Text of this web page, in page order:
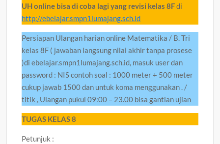
UH online bisa di coba lagi yang revisi kelas 8Fdi
http://ebelajar.smpn1lumajang.sch.id
Persiapan Ulangan harian online Matematika / B. Tri
kelas 8F ( jawaban langsung nilai akhir tanpa prosese
)di ebelajar.smpn1lumajang.sch.id, masuk user dan
password : NIS contoh soal : 1000 meter + 500 meter
cukup jawab 1500 dan untuk koma menggunakan . /
titik , Ulangan pukul 09:00 – 23.00 bisa gantian ujian
TUGAS KELAS 8
Petunjuk :